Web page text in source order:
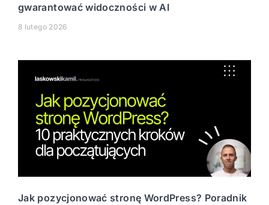
gwarantować widoczności w AI
8 lutego 2026
Jak pozycjonować stronę WordPress? Poradnik